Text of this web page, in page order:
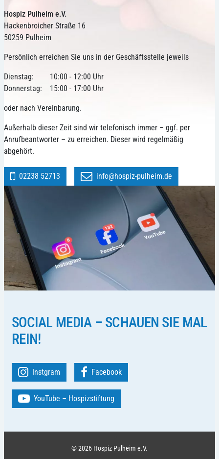
Hospiz Pulheim e.V.
Hackenbroicher Straße 16
50259 Pulheim
Persönlich erreichen Sie uns in der Geschäftsstelle jeweils
Dienstag:
10:00 - 12:00 Uhr
Donnerstag:
15:00 - 17:00 Uhr
oder nach Vereinbarung.
Außerhalb dieser Zeit sind wir telefonisch immer – ggf. per
Anrufbeantworter – zu erreichen. Dieser wird regelmäßig
abgehört.
02238 52713 info@hospiz-pulheim.de
SOCIAL MEDIA – SCHAUEN SIE MAL
REIN!
Instgram Facebook
YouTube – Hospizstiftung
© 2026 Hospiz Pulheim e.V.